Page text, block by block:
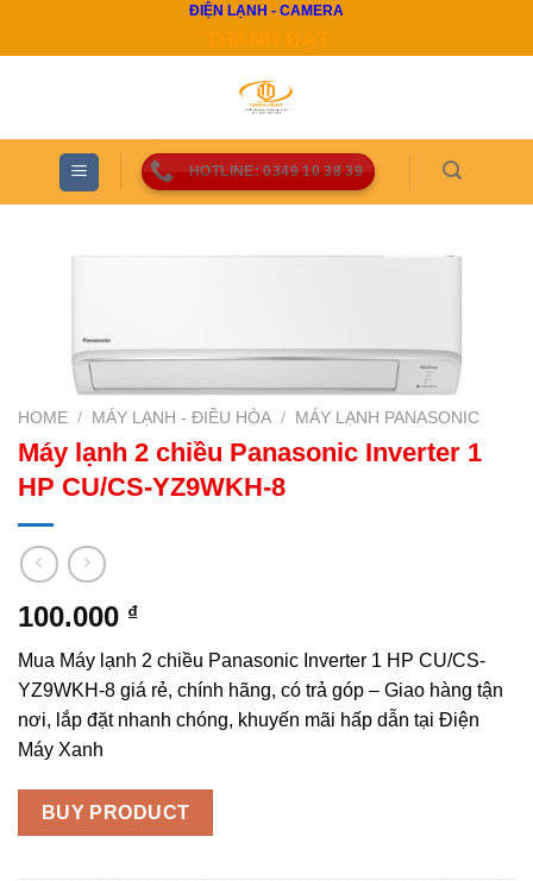
ĐIỆN LẠNH - CAMERA
HOTLINE: 0349 10 38 39
HOME / MÁY LẠNH - ĐIỀU HÒA / MÁY LẠNH PANASONIC
Máy lạnh 2 chiều Panasonic Inverter 1
HP CU/CS-YZ9WKH-8
100.000 ₫
Mua Máy lạnh 2 chiều Panasonic Inverter 1 HP CU/CS-
YZ9WKH-8 giá rẻ, chính hãng, có trả góp – Giao hàng tận
nơi, lắp đặt nhanh chóng, khuyến mãi hấp dẫn tại Điện
Máy Xanh
BUY PRODUCT